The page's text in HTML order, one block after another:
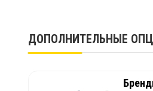
ДОПОЛНИТЕЛЬНЫЕ